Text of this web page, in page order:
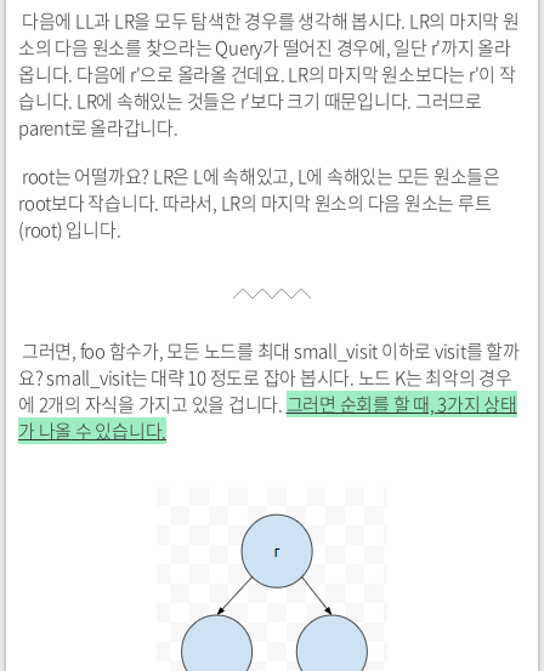
다음에 LL과 LR을 모두 탐색한 경우를 생각해 봅시다. LR의 마지막 원
소의 다음 원소를 찾으라는 Query가 떨어진 경우에, 일단 r'까지 올라
옵니다. 다음에 r'으로 올라올 건데요. LR의 마지막 원소보다는 r'이 작
습니다. LR에 속해있는 것들은 r'보다 크기 때문입니다. 그러므로
parent로 올라갑니다.
root는 어떨까요? LR은 L에 속해있고, L에 속해있는 모든 원소들은
root보다 작습니다. 따라서, LR의 마지막 원소의 다음 원소는 루트
(root) 입니다.
그러면, foo 함수가, 모든 노드를 최대 small_visit 이하로 visit를 할까
요? small_visit는 대략 10 정도로 잡아 봅시다. 노드 K는 최악의 경우
에 2개의 자식을 가지고 있을 겁니다. 그러면 순회를 할 때, 3가지 상태
가 나올 수 있습니다.